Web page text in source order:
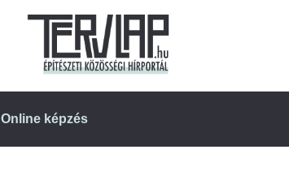
Online képzés